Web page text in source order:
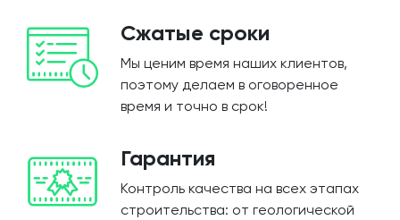
Сжатые сроки
Мы ценим время наших клиентов,
поэтому делаем в оговоренное
время и точно в срок!
Гарантия
Контроль качества на всех этапах
строительства: от геологической